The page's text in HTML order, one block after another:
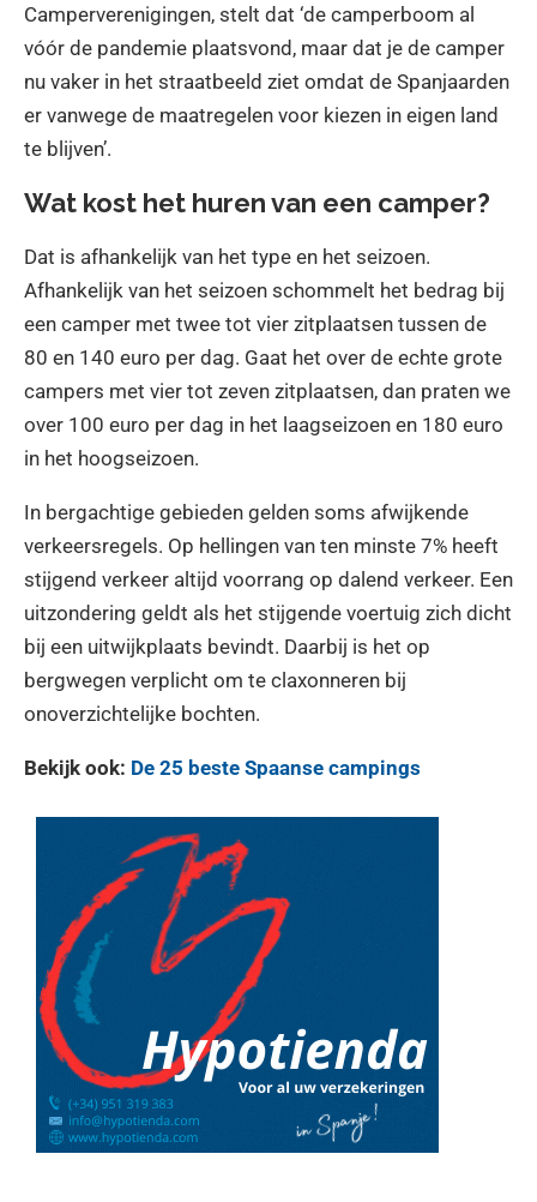
Camperverenigingen, stelt dat ‘de camperboom al
vóór de pandemie plaatsvond, maar dat je de camper
nu vaker in het straatbeeld ziet omdat de Spanjaarden
er vanwege de maatregelen voor kiezen in eigen land
te blijven’.
Wat kost het huren van een camper?
Dat is afhankelijk van het type en het seizoen.
Afhankelijk van het seizoen schommelt het bedrag bij
een camper met twee tot vier zitplaatsen tussen de
80 en 140 euro per dag. Gaat het over de echte grote
campers met vier tot zeven zitplaatsen, dan praten we
over 100 euro per dag in het laagseizoen en 180 euro
in het hoogseizoen.
In bergachtige gebieden gelden soms afwijkende
verkeersregels. Op hellingen van ten minste 7% heeft
stijgend verkeer altijd voorrang op dalend verkeer. Een
uitzondering geldt als het stijgende voertuig zich dicht
bij een uitwijkplaats bevindt. Daarbij is het op
bergwegen verplicht om te claxonneren bij
onoverzichtelijke bochten.
Bekijk ook: De 25 beste Spaanse campings